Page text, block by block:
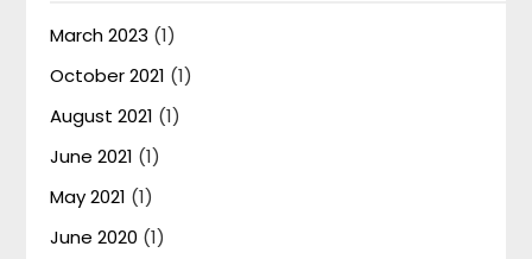
March 2023 (1)
October 2021 (1)
August 2021 (1)
June 2021 (1)
May 2021 (1)
June 2020 (1)